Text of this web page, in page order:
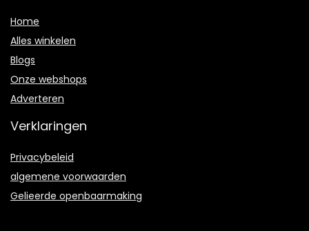
Home
Alles winkelen
Blogs
Onze webshops
Adverteren
Verklaringen
Privacybeleid
algemene voorwaarden
Gelieerde openbaarmaking